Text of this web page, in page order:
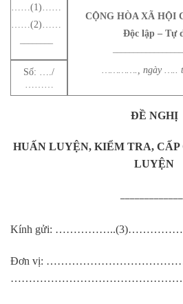
……(1)……
……(2)……
CỘNG HÒA XÃ HỘI
Độc lập – Tự
…………., ngày …..
Số: …./
ĐỀ NGHỊ
HUẤN LUYỆN, KIỂM TRA, CẤP
LUYỆN
Kính gửi:
Đơn vị: